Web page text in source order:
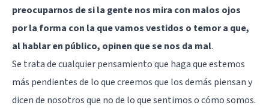
preocuparnos de si la gente nos mira con malos ojos
por la forma con la que vamos vestidos o temor a que,
al hablar en público, opinen que se nos da mal.
Se trata de cualquier pensamiento que haga que estemos
más pendientes de lo que creemos que los demás piensan y
dicen de nosotros que no de lo que sentimos o cómo somos.